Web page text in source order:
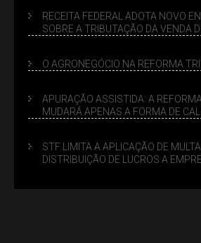
RECEITA FEDERAL ADOTA NOVO
SOBRE A TRIBUTAÇÃO DA VENDA
O AGRONEGÓCIO NA REFORMA
APURAÇÃO ASSISTIDA: A
MUDARÁ APENAS A FORMA DE
STF LIMITA A APLICAÇÃO DE
DISTRIBUIÇÃO DE LUCROS A